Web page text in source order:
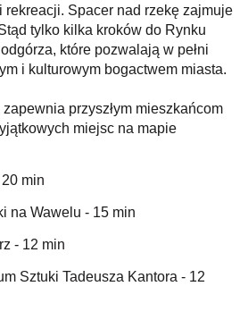
rekreacji. Spacer nad rzekę zajmuje
tylko kilka kroków do Rynku
które pozwalają w pełni
i kulturowym bogactwem miasta.
przyszłym mieszkańcom
miejsc na mapie
min
na Wawelu - 15 min
- 12 min
Sztuki Tadeusza Kantora - 12